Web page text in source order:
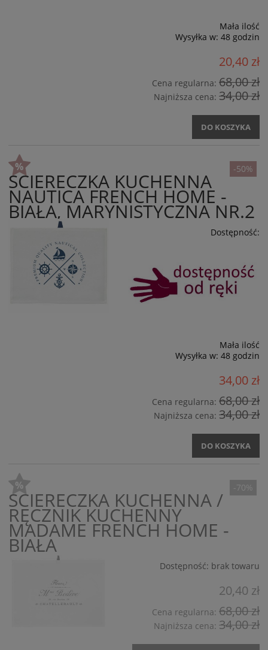
Mała ilość
Wysyłka w: 48 godzin
20,40 zł
Cena regularna: 68,00 zł
Najniższa cena: 34,00 zł
DO KOSZYKA
ŚCIERECZKA KUCHENNA
NAUTICA FRENCH HOME -
BIAŁA, MARYNISTYCZNA NR.2
Dostępność:
Mała ilość
Wysyłka w: 48 godzin
34,00 zł
Cena regularna: 68,00 zł
Najniższa cena: 34,00 zł
DO KOSZYKA
-50%
ŚCIERECZKA KUCHENNA /
RĘCZNIK KUCHENNY
MADAME FRENCH HOME -
BIAŁA
Dostępność: brak towaru
20,40 zł
Cena regularna: 68,00 zł
Najniższa cena: 34,00 zł
-70%